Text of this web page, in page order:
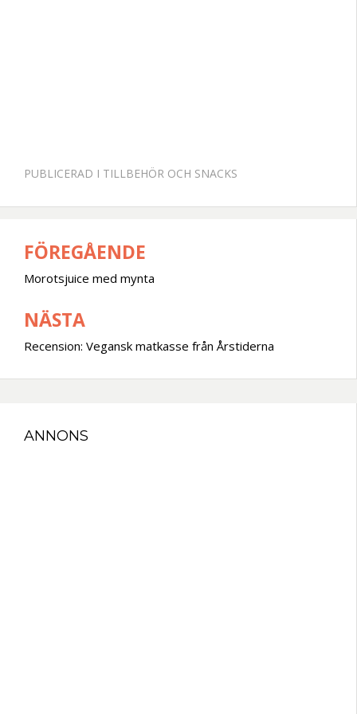
PUBLICERAD I TILLBEHÖR OCH SNACKS
Inläggsnavigering
FÖREGÅENDE
Morotsjuice med mynta
NÄSTA
Recension: Vegansk matkasse från Årstiderna
ANNONS